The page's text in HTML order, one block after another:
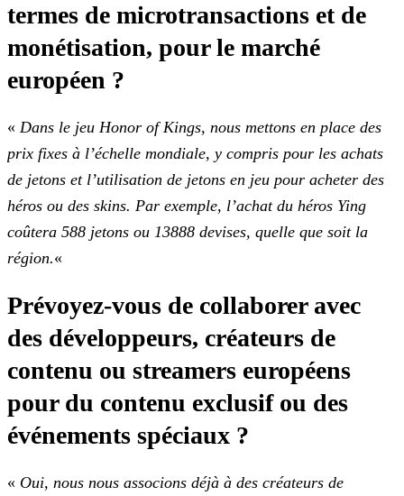
termes de microtransactions et de
monétisation, pour le marché
européen ?
« Dans le jeu Honor of Kings, nous mettons en place des
prix fixes à l’échelle mondiale, y compris pour les achats
de jetons et l’utilisation de jetons en jeu pour acheter des
héros ou des skins. Par exemple, l’achat du héros Ying
coûtera 588 jetons ou 13888 devises, quelle que soit la
région.«
Prévoyez-vous de collaborer avec
des développeurs, créateurs de
contenu ou streamers européens
pour du contenu exclusif ou des
événements spéciaux ?
« Oui, nous nous associons déjà à des créateurs de